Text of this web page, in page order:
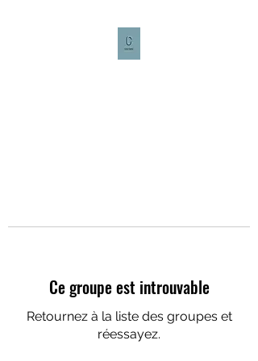
Ce groupe est introuvable
Retournez à la liste des groupes et
réessayez.